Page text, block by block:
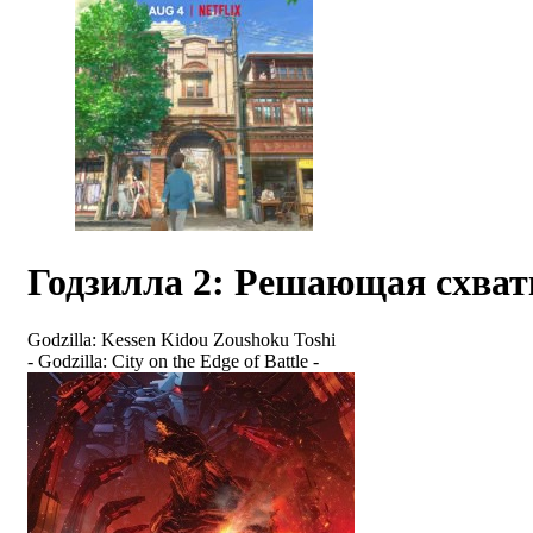
Годзилла 2: Решающая
Godzilla: Kessen Kidou Zoushoku Toshi
- Godzilla: City on the Edge of Battle -